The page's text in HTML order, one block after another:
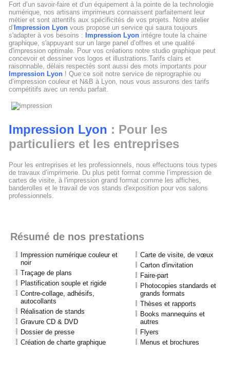
Fort d’un savoir-faire et d’un équipement à la pointe de la technologie
numérique, nos artisans imprimeurs connaissent parfaitement leur
métier et sont attentifs aux spécificités de vos projets. Notre atelier
d’ Impression Lyon vous propose un service qui saura toujours
s'adapter à vos besoins : Impression Lyon intégre toute la chaine
graphique, s'appuyant sur un large panel d’offres et une qualité
d'impression optimale. Pour vos créations notre studio graphique peut
concevoir et dessiner vos logos et illustrations.Tarifs clairs et
raisonnable, délais respectés sont aussi des mots importants pour
Impression Lyon ! Que ce soit notre service de reprographie ou
d’impression couleur et N&B à Lyon, nous vous assurons des tarifs
compétitifs avec un rendu parfait.
Impression Lyon : Pour les
particuliers et les entreprises
Pour les entreprises et les professionnels, nous effectuons tous types
de travaux d’imprimerie. Du plus petit format comme l’impression de
cartes de visite, à l'impression grand format comme les affiches,
banderolles et le travail de vos stands d'exposition pour vos salons
professionnels.
Résumé de nos prestations
Impression numérique couleur et
noir
Traçage de plans
Plastification souple et rigide
Contre-collage, adhésifs,
autocollants
Réalisation de stands
Gravure CD & DVD
Dossier de presse
Création de charte graphique
Carte de visite, de vœux
Carton d'invitation
Faire-part
Photocopies standards et
grands formats
Thèses et rapports
Books mannequins et
autres
Flyers
Menus et brochures